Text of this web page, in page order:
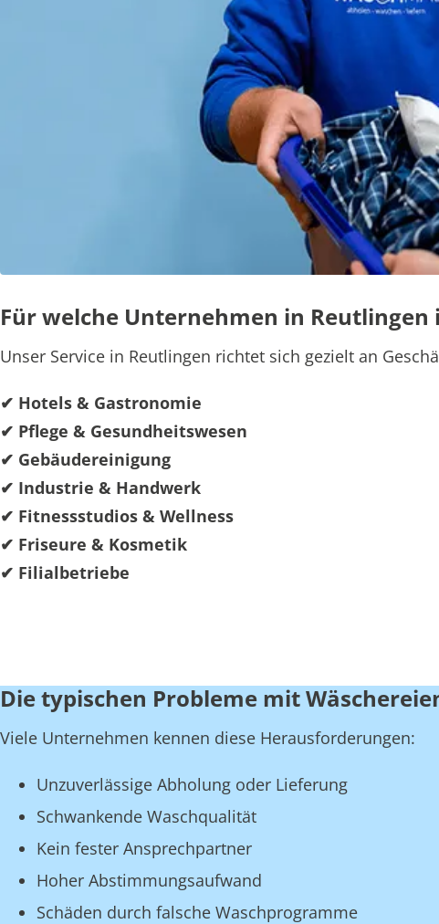
Für welche Unternehmen in Reutlingen
Unser Service in Reutlingen richtet sich gezielt an
✔ Hotels & Gastronomie
✔ Pflege & Gesundheitswesen
✔ Gebäudereinigung
✔ Industrie & Handwerk
✔ Fitnessstudios & Wellness
✔ Friseure & Kosmetik
✔ Filialbetriebe
Die typischen Probleme mit
Viele Unternehmen kennen diese Herausforderungen:
Unzuverlässige Abholung oder Lieferung
Schwankende Waschqualität
Kein fester Ansprechpartner
Hoher Abstimmungsaufwand
Schäden durch falsche Waschprogramme